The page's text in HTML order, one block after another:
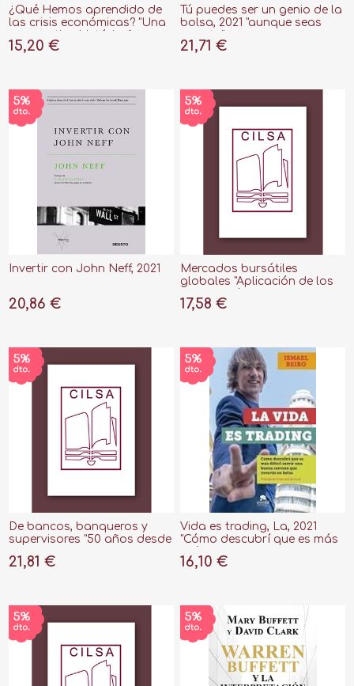
¿Qué Hemos aprendido de
las crisis económicas? "Una
15,20 €
Tú puedes ser un genio de la
bolsa, 2021 "aunque seas
21,71 €
Invertir con John Neff, 2021
20,86 €
Mercados bursátiles
globales "Aplicación de los
inversión"
17,58 €
De bancos, banqueros y
supervisores "50 años desde
21,81 €
Vida es trading, La, 2021
"Cómo descubrí que es más
cerveza que invertir en
16,10 €